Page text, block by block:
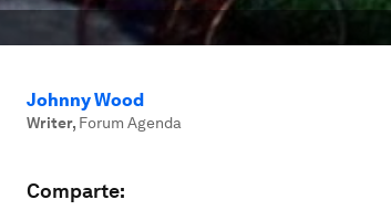
Johnny Wood
Writer, Forum Agenda
Comparte: